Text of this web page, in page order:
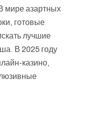
мире азартных
готовые
лучшие
В 2025 году
казино,